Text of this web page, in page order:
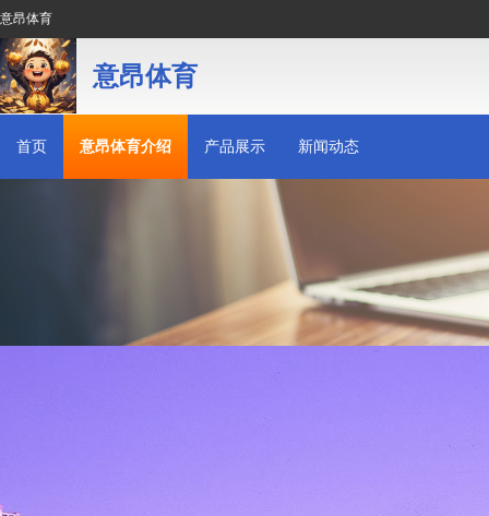
意昂体育
意昂体育
首页 意昂体育介绍 产品展示 新闻动态